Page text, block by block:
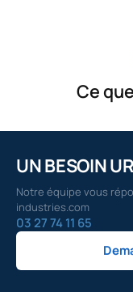
Ce
UN BESOIN
Notre équipe vous
industries.com
03 27 74 11 65